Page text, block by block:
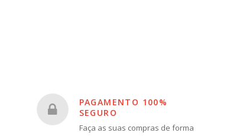
PAGAMENTO 100%
SEGURO
Faça as suas compras de forma